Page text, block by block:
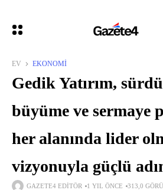
EV EKONOMI
Gedik Yatırım,
büyüme ve sermaye
her alanında lider
vizyonuyla güçlü
GAZETE4 EDITÖR 1 YIL ÖNCE 313,0